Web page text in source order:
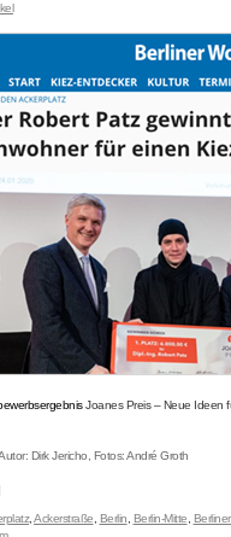
Joanes Preis – Neue Ideen
Dirk Jericho, Fotos: André Groth
, Ackerstraße Berlin Berlin-Mitte